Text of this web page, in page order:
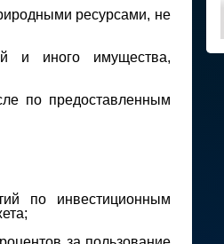
ресурсами, не
и иного имущества,
по предоставленным
по инвестиционным